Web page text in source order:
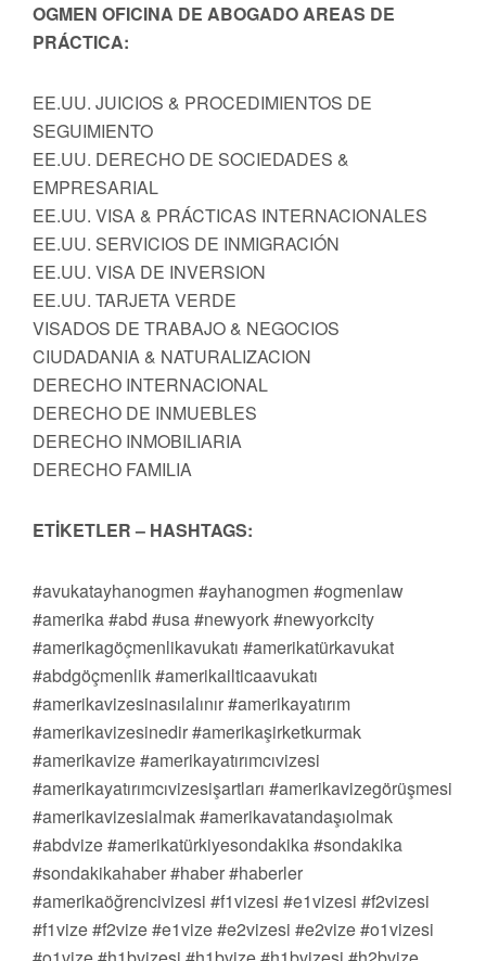
OGMEN OFICINA DE ABOGADO AREAS DE
PRÁCTICA:
EE.UU. JUICIOS & PROCEDIMIENTOS DE
SEGUIMIENTO
EE.UU. DERECHO DE SOCIEDADES &
EMPRESARIAL
EE.UU. VISA & PRÁCTICAS INTERNACIONALES
EE.UU. SERVICIOS DE INMIGRACIÓN
EE.UU. VISA DE INVERSION
EE.UU. TARJETA VERDE
VISADOS DE TRABAJO & NEGOCIOS
CIUDADANIA & NATURALIZACION
DERECHO INTERNACIONAL
DERECHO DE INMUEBLES
DERECHO INMOBILIARIA
DERECHO FAMILIA
ETİKETLER – HASHTAGS:
#avukatayhanogmen #ayhanogmen #ogmenlaw
#amerika #abd #usa #newyork #newyorkcity
#amerikagöçmenlikavukatı #amerikatürkavukat
#abdgöçmenlik #amerikailticaavukatı
#amerikavizesinasılalınır #amerikayatırım
#amerikavizesinedir #amerikaşirketkurmak
#amerikavize #amerikayatırımcıvizesi
#amerikayatırımcıvizesişartları #amerikavizegörüşmesi
#amerikavizesialmak #amerikavatandaşıolmak
#abdvize #amerikatürkiyesondakika #sondakika
#sondakikahaber #haber #haberler
#amerikaöğrencivizesi #f1vizesi #e1vizesi #f2vizesi
#f1vize #f2vize #e1vize #e2vizesi #e2vize #o1vizesi